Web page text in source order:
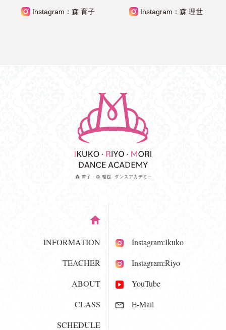
Instagram：森 育子 Instagram：森 理世
INFORMATION
TEACHER
ABOUT
CLASS
SCHEDULE
Instagram:Ikuko
Instagram:Riyo
YouTube
E-Mail